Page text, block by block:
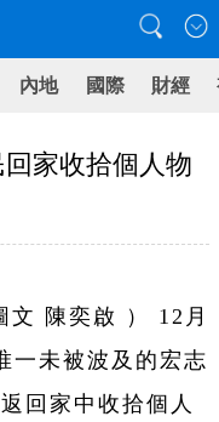
內地 國際 財經
家收拾個人物
文 陳奕啟 ） 12月
一未被波及的宏志
回家中收拾個人